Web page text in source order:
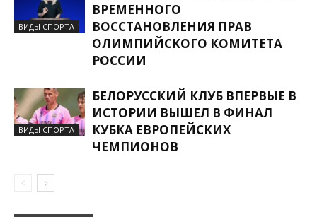
ВИДЫ СПОРТА
ВРЕМЕННОГО
ВОССТАНОВЛЕНИЯ ПРАВ
ОЛИМПИЙСКОГО КОМИТЕТА
РОССИИ
ВИДЫ СПОРТА
БЕЛОРУССКИЙ КЛУБ ВПЕРВЫЕ В
ИСТОРИИ ВЫШЕЛ В ФИНАЛ
КУБКА ЕВРОПЕЙСКИХ
ЧЕМПИОНОВ